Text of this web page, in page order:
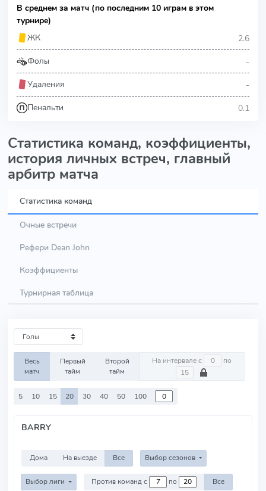
В среднем за матч (по последним 10 играм в этом
турнире)
ЖК
2.6
Фолы -
Удаления -
Пенальти 0.1
Статистика команд, коэффициенты,
история личных встреч, главный
арбитр матча
Статистика команд
Очные встречи
Рефери Dean John
Коэффициенты
Турнирная таблица
Весь
матч
Первый
тайм
Второй
тайм
На интервале с по
5 10 15 20 30 40 50 100
BARRY
Дома На выезде Все Выбор сезонов
Выбор лиги Против команд с по Все